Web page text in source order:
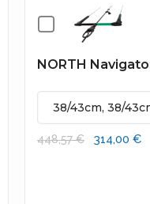
NORTH
448,57 € 314,00 €